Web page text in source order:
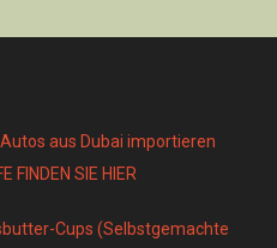
aus Dubai importieren
FINDEN SIE HIER
Cups (Selbstgemachte